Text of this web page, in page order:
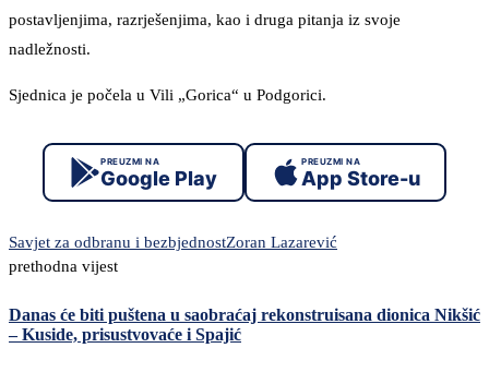
postavljenjima, razrješenjima, kao i druga pitanja iz svoje
nadležnosti.
Sjednica je počela u Vili „Gorica“ u Podgorici.
PREUZMI NA
Google Play
PREUZMI NA
App Store-u
Savjet za odbranu i bezbjednostZoran Lazarević
prethodna vijest
Danas će biti puštena u saobraćaj rekonstruisana dionica Nikšić
– Kuside, prisustvovaće i Spajić